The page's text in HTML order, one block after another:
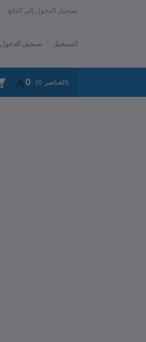
تسجيل الدخول إلى البائع
تسجيل الدخول التسجيل
اتصل بنا سياسة الخصوصية 0 (0 العناصر)